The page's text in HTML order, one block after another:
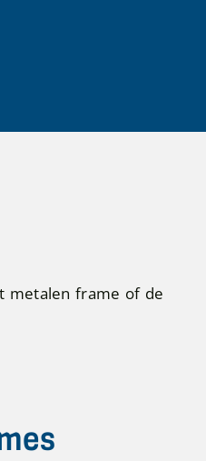
metalen frame of de